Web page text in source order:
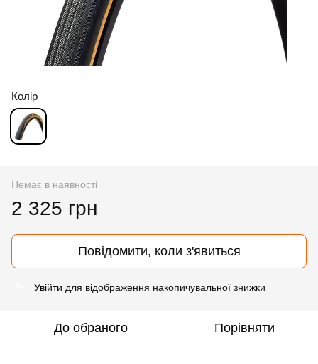
Колір
Немає в наявності
2 325 грн
Повідомити, коли з'явиться
Увійти для відображення накопичувальної знижки
До обраного Порівняти